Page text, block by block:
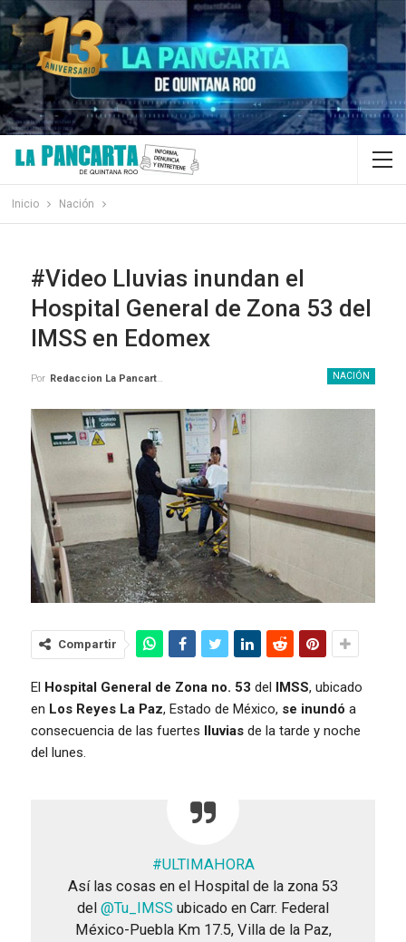
Inicio Nación
#Video Lluvias inundan el
Hospital General de Zona 53 del
IMSS en Edomex
NACIÓN
Por Redaccion La Pancarta De Quintana Roo
Compartir
El Hospital General de Zona no. 53 del IMSS, ubicado
en Los Reyes La Paz, Estado de México, se inundó a
consecuencia de las fuertes
lluvias de la tarde y noche
del lunes.
#ULTIMAHORA
Así las cosas en el Hospital de la zona 53
del @Tu_IMSS ubicado en Carr. Federal
México-Puebla Km 17.5, Villa de la Paz,